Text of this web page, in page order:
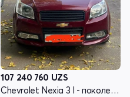
107 240 760 UZS
Chevrolet Nexia 3 I - поколение